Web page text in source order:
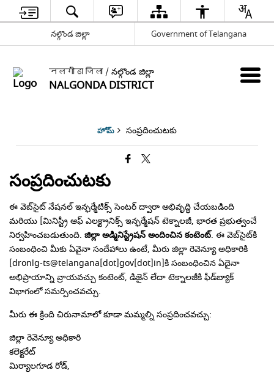
నల్గొండ జిల్లా Government of Telangana
नलगोंडा जिला / నల్గొండ జిల్లా
NALGONDA DISTRICT
హోమ్ సంప్రదించుటకు
సంప్రదించుటకు
ఈ వెబ్‌సైట్ నేషనల్ ఇన్ఫర్మేటిక్స్ సెంటర్ ద్వారా అభివృద్ధి చేయబడింది
మరియు [మినిస్ట్రీ ఆఫ్ ఎలక్ట్రానిక్స్ ఇన్ఫర్మేషన్ టెక్నాలజీ, భారత ప్రభుత్వంచే
నిర్వహించబడుతుంది.జిల్లా అడ్మినిస్ట్రేషన్ అందించిన కంటెంట్. ఈ వెబ్‌సైట్‌కి
సంబంధించి మీకు ఏవైనా సందేహాలు ఉంటే, మీరు జిల్లా రెవెన్యూ అధికారికి
[dronlg-ts@telangana[dot]gov[dot]in]కి సంబంధించిన ఏదైనా
అభిప్రాయాన్ని వ్రాయవచ్చు కంటెంట్, డిజైన్ లేదా టెక్నాలజీకి ఫీడ్‌బ్యాక్
విభాగంలో సమర్పించవచ్చు.
మీరు ఈ క్రింది చిరునామాలో కూడా మమ్మల్ని సంప్రదించవచ్చు:
జిల్లా రెవెన్యూ అధికారి
కలెక్టరేట్
మిర్యాలగూడ రోడ్,